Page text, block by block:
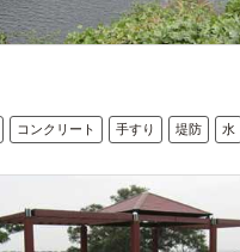
コンクリート 手すり 堤防 水